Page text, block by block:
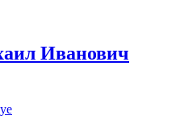
Иванович